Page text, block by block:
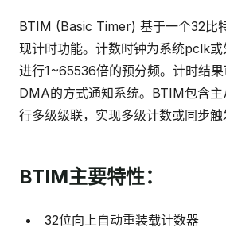
BTIM (Basic Timer) 基于一个32比
现计时功能。计数时钟为系统pclk
进行1~65536倍的预分频。计时结
DMA的方式通知系统。BTIM包含
行多级级联，实现多级计数或同步触
BTIM主要特性：
32位向上自动重装载计数器